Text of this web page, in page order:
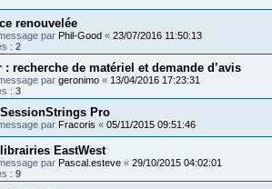
renouvelée
par Phil-Good « 23/07/2016 11:50:13
: 2
: recherche de matériel et demande d’avis
par geronimo « 13/04/2016 17:23:31
: 3
Pro
par Fracoris « 05/11/2015 09:51:46
EastWest
par Pascal.esteve « 29/10/2015 04:02:01
: 9